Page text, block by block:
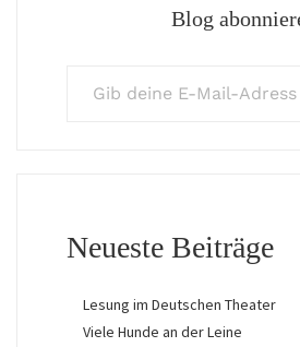
Blog
Neueste Beiträge
Lesung im Deutschen Theater
Viele Hunde an der Leine